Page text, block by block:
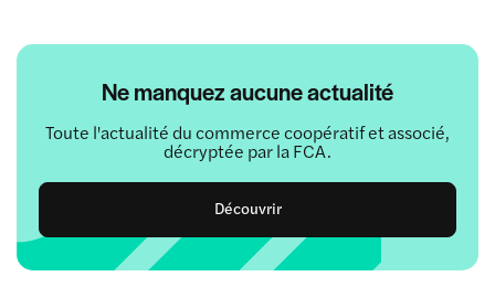
Ne manquez aucune actualité
Toute l'actualité du commerce coopératif et associé,
décryptée par la FCA.
Découvrir